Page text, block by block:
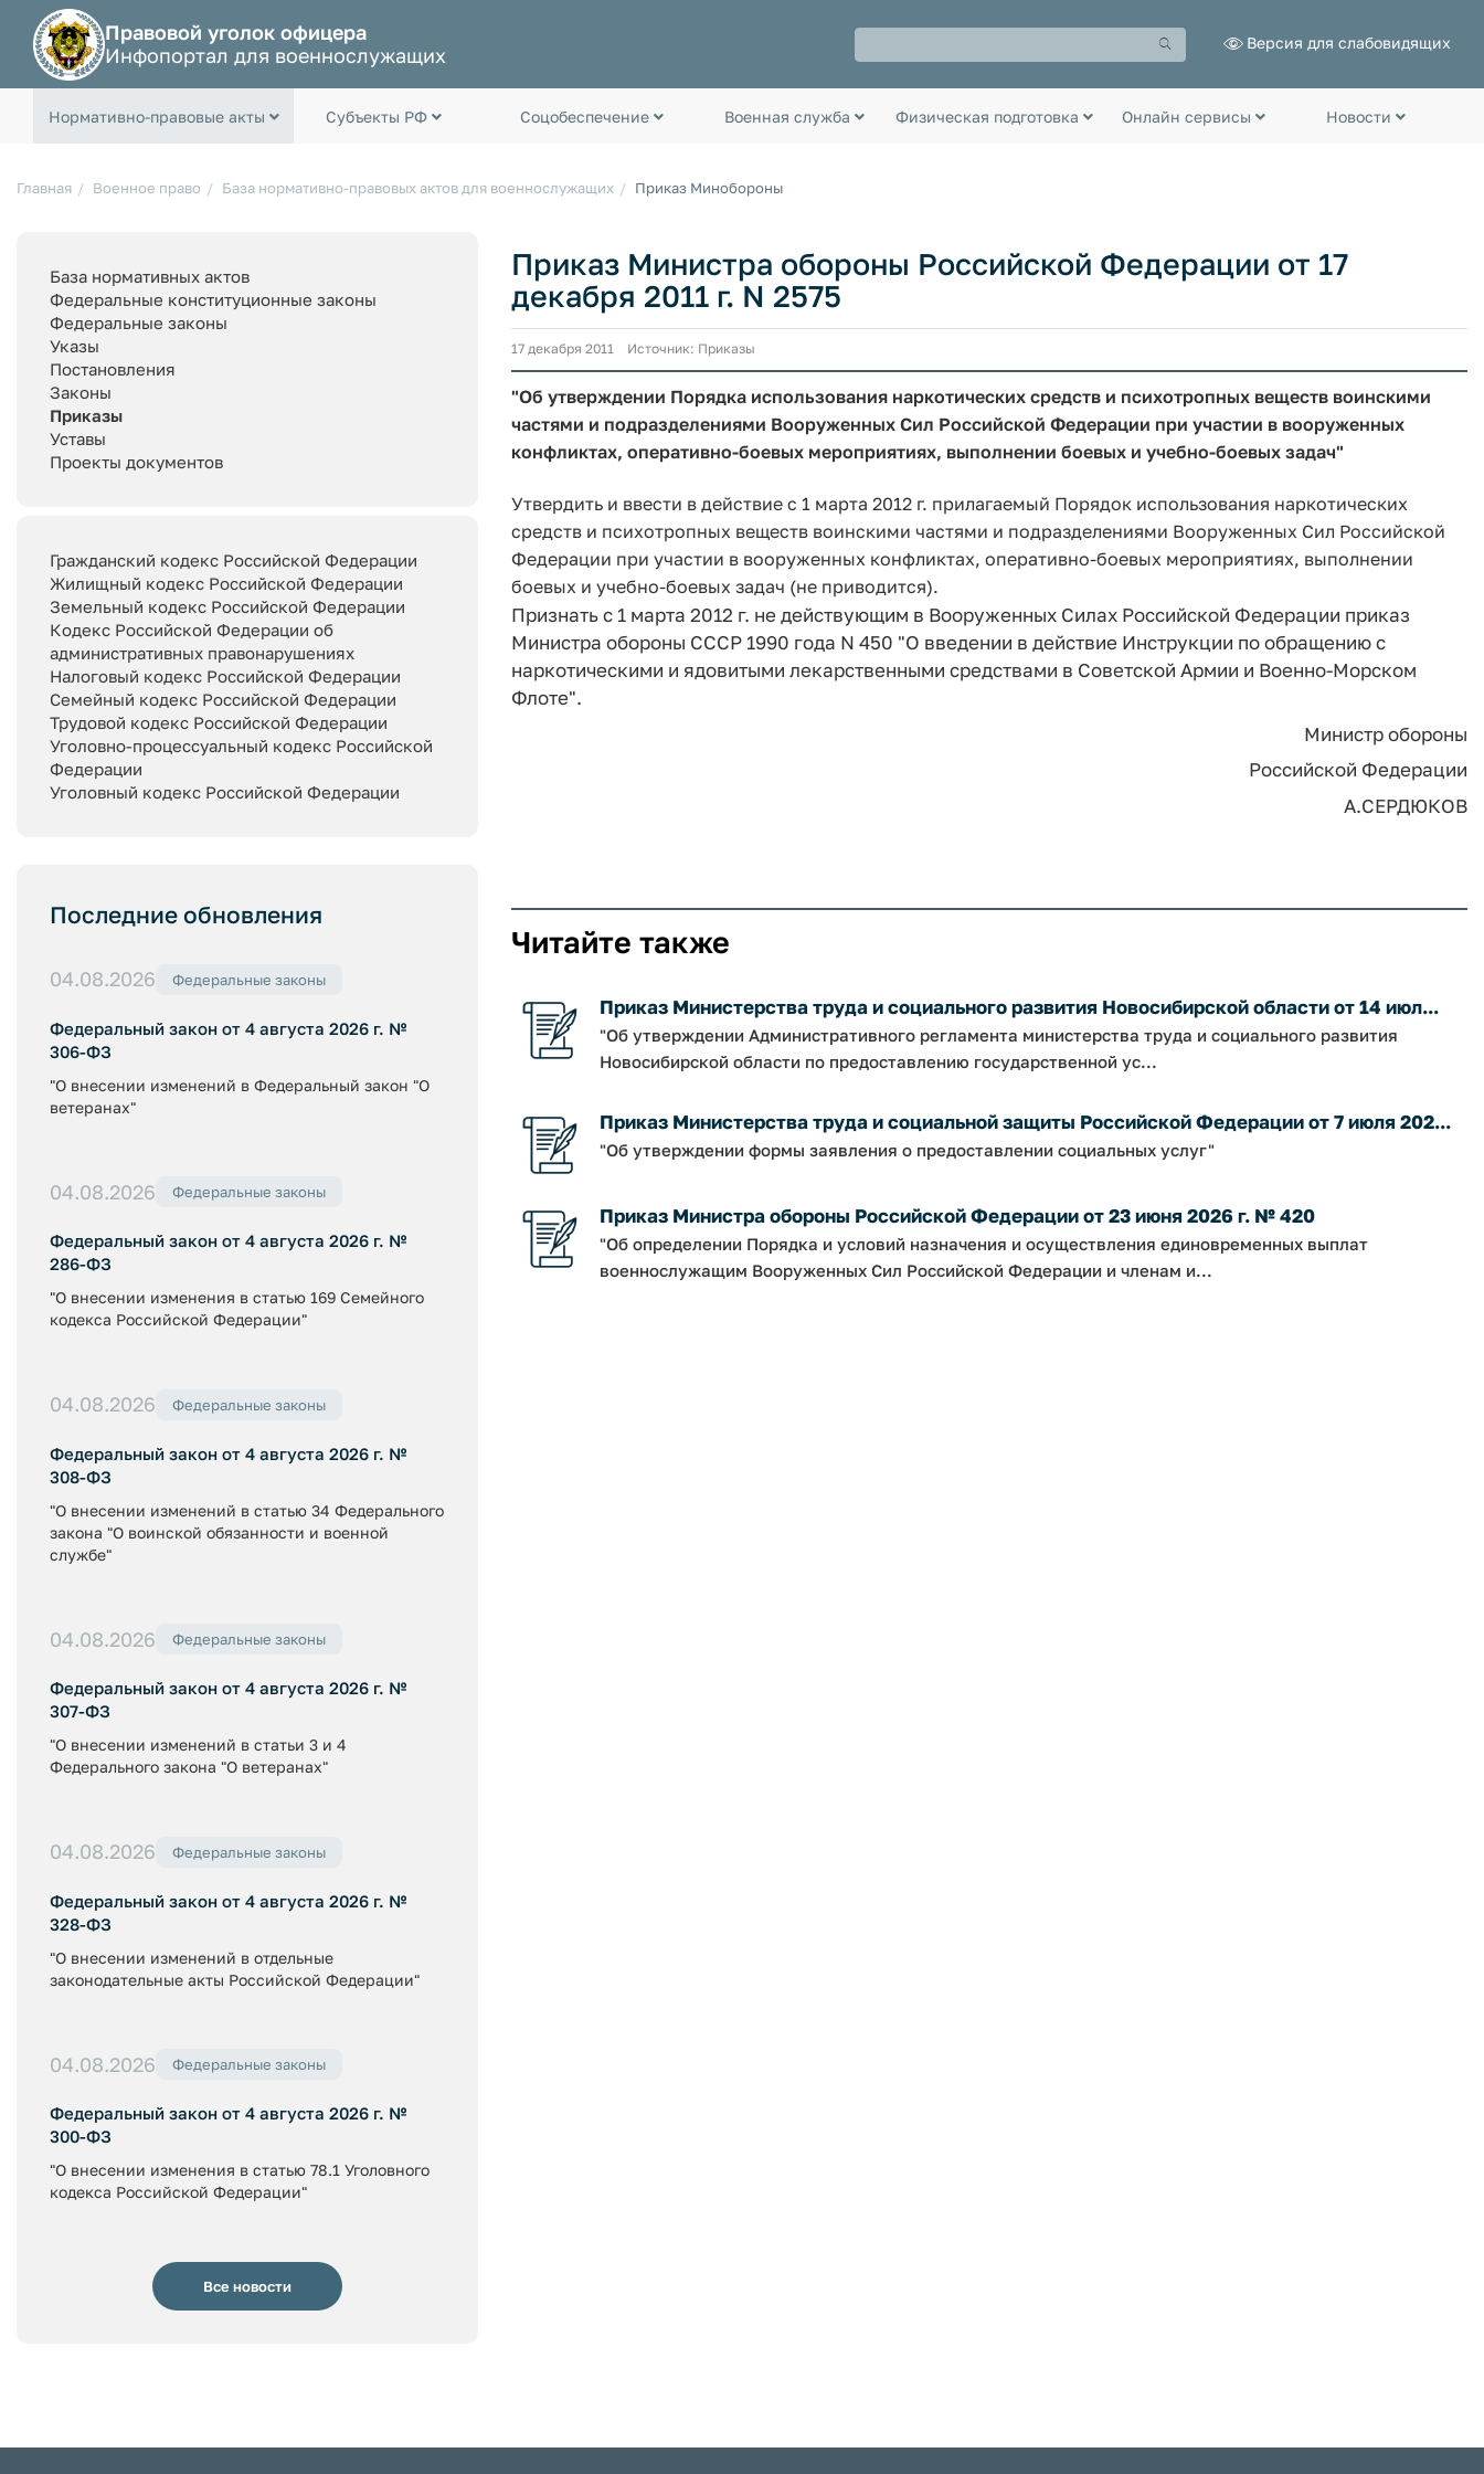
Правовой уголок офицера
Инфопортал для военнослужащих
Версия для слабовидящих
Нормативно-правовые акты Субъекты РФ Соцобеспечение Военная служба Физическая подготовка Онлайн сервисы Новости
Главная Военное право База нормативно-правовых актов для военнослужащих Приказ Минобороны
База нормативных актов
Федеральные конституционные законы
Федеральные законы
Указы
Постановления
Законы
Приказы
Уставы
Проекты документов
Гражданский кодекс Российской Федерации
Жилищный кодекс Российской Федерации
Земельный кодекс Российской Федерации
Кодекс Российской Федерации об
административных правонарушениях
Налоговый кодекс Российской Федерации
Семейный кодекс Российской Федерации
Трудовой кодекс Российской Федерации
Уголовно-процессуальный кодекс Российской
Федерации
Уголовный кодекс Российской Федерации
Последние обновления
04.08.2026 Федеральные законы
Федеральный закон от 4 августа 2026 г. №
306-ФЗ
"О внесении изменений в Федеральный закон "О
ветеранах"
04.08.2026 Федеральные законы
Федеральный закон от 4 августа 2026 г. №
286-ФЗ
"О внесении изменения в статью 169 Семейного
кодекса Российской Федерации"
04.08.2026 Федеральные законы
Федеральный закон от 4 августа 2026 г. №
308-ФЗ
"О внесении изменений в статью 34 Федерального
закона "О воинской обязанности и военной
службе"
04.08.2026 Федеральные законы
Федеральный закон от 4 августа 2026 г. №
307-ФЗ
"О внесении изменений в статьи 3 и 4
Федерального закона "О ветеранах"
04.08.2026 Федеральные законы
Федеральный закон от 4 августа 2026 г. №
328-ФЗ
"О внесении изменений в отдельные
законодательные акты Российской Федерации"
04.08.2026 Федеральные законы
Федеральный закон от 4 августа 2026 г. №
300-ФЗ
"О внесении изменения в статью 78.1 Уголовного
кодекса Российской Федерации"
Все новости
Приказ Министра обороны Российской Федерации от 17
декабря 2011 г. N 2575
17 декабря 2011 Источник: Приказы
"Об утверждении Порядка использования наркотических средств и психотропных веществ воинскими
частями и подразделениями Вооруженных Сил Российской Федерации при участии в вооруженных
конфликтах, оперативно-боевых мероприятиях, выполнении боевых и учебно-боевых задач"
Утвердить и ввести в действие с 1 марта 2012 г. прилагаемый Порядок использования наркотических
средств и психотропных веществ воинскими частями и подразделениями Вооруженных Сил Российской
Федерации при участии в вооруженных конфликтах, оперативно-боевых мероприятиях, выполнении
боевых и учебно-боевых задач (не приводится).
Признать с 1 марта 2012 г. не действующим в Вооруженных Силах Российской Федерации приказ
Министра обороны СССР 1990 года N 450 "О введении в действие Инструкции по обращению с
наркотическими и ядовитыми лекарственными средствами в Советской Армии и Военно-Морском
Флоте".
Министр обороны
Российской Федерации
А.СЕРДЮКОВ
Читайте также
Приказ Министерства труда и социального развития Новосибирской области от 14 июл...
"Об утверждении Административного регламента министерства труда и социального развития
Новосибирской области по предоставлению государственной ус...
Приказ Министерства труда и социальной защиты Российской Федерации от 7 июля 202...
"Об утверждении формы заявления о предоставлении социальных услуг"
Приказ Министра обороны Российской Федерации от 23 июня 2026 г. № 420
"Об определении Порядка и условий назначения и осуществления единовременных выплат
военнослужащим Вооруженных Сил Российской Федерации и членам и...